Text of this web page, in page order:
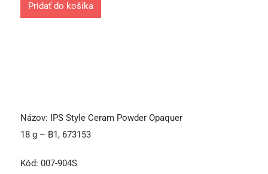
Pridať do košíka
Názov: IPS Style Ceram Powder Opaquer
18 g – B1, 673153
Kód: 007-904S